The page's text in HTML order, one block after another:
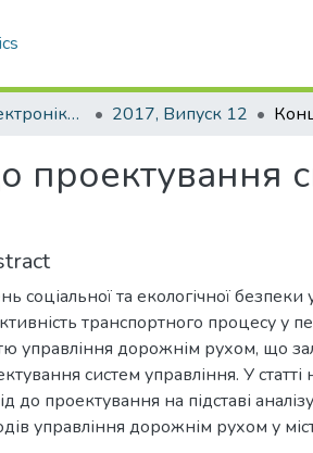
Автомобіль і електроніка. Сучасні технології 2017, Випуск 12
проектування
соціальної та екологічної
транспортного процесу у
управління дорожнім рухом, що
систем управління. У
до проектування на підставі
управління дорожнім рухом у